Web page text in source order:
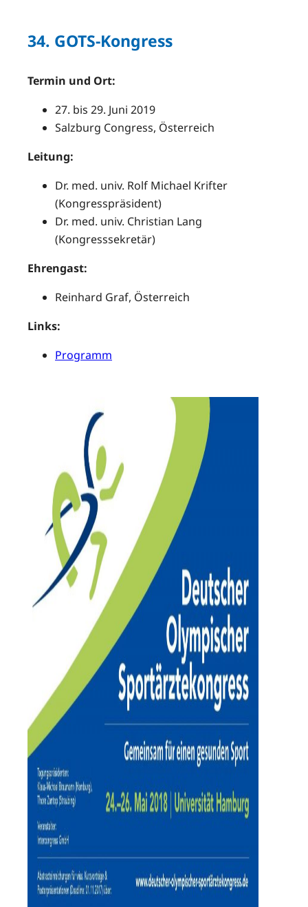
34. GOTS-Kongress
Termin und Ort:
27. bis 29. Juni 2019
Salzburg Congress, Österreich
Leitung:
Dr. med. univ. Rolf Michael Krifter
(Kongresspräsident)
Dr. med. univ. Christian Lang
(Kongresssekretär)
Ehrengast:
Reinhard Graf, Österreich
Links:
Programm